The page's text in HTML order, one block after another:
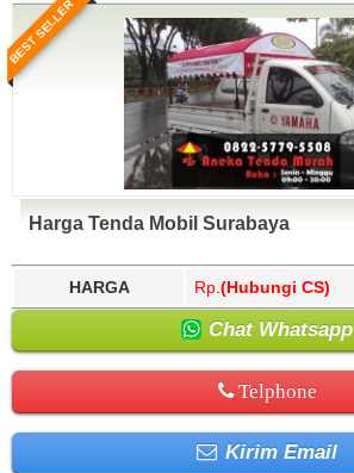
BEST SELLER
Harga Tenda Mobil Surabaya
HARGA Rp. (Hubungi CS)
Chat Whatsapp
Telphone
Kirim Email